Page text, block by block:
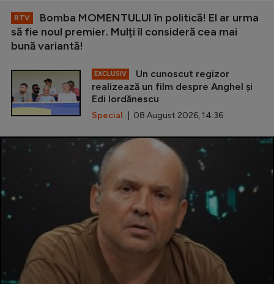
RTV
Bomba MOMENTULUI în politică! El ar urma
să fie noul premier. Mulți îl consideră cea mai
bună variantă!
EXCLUSIV
Un cunoscut regizor
realizează un film despre Anghel și
Edi Iordănescu
Special | 08 August 2026, 14:36